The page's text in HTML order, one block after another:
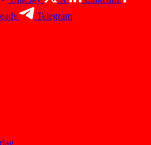
Telegram